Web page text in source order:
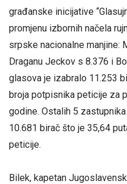
građanske inicijative
promjenu izbornih načela
srpske nacionalne manjine:
Draganu Jeckov s 8.376 i
glasova je izabralo 11.253
broja potpisnika peticije za
godine. Ostalih 5
10.681 birač što je 35,64
peticije.
Bilek, kapetan